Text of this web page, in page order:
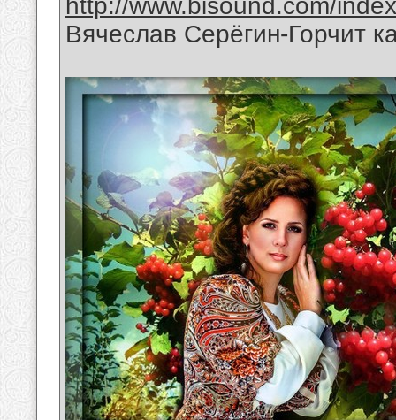
http://www.bisound.com/
Вячеслав Серёгин-Горчит